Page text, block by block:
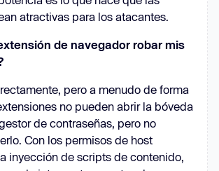
atractivas para los atacantes.
de navegador robar mis
pero a menudo de forma
no pueden abrir la bóveda
de contraseñas, pero no
Con los permisos de host
inyección de scripts de contenido,